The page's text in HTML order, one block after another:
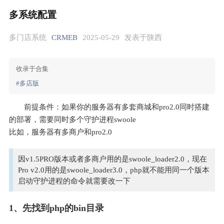
多系统配置
多门店系统 CRMEB 2025-05-29 发表于陕西
收录于合集
#多店版
前提条件：如果你的服务器有多套商城和pro2.0同时搭建
的部署，需要同时多个守护进程swoole
比如，服务器有多商户和pro2.0
因v1.5PRO版本或者多商户用的是swoole_loader2.0，现在
Pro v2.0用的是swoole_loader3.0，php就不能用同一个版本
启动守护进程的命令就需要改一下
1、先找到php的bin目录